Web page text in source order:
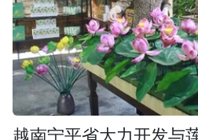
越南宁平省大力开发与